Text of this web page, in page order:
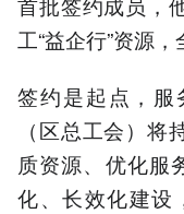
工“益企行”资源，
签约是起点，
（区总工会）
质资源、优化服
化、长效化建设